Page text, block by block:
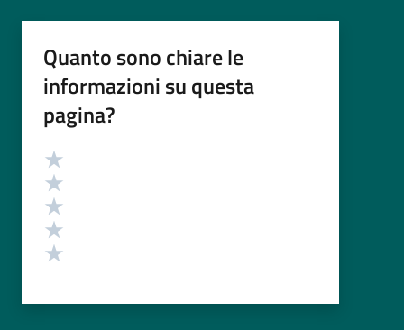
Quanto sono chiare le
informazioni su questa
pagina?
Valutazione